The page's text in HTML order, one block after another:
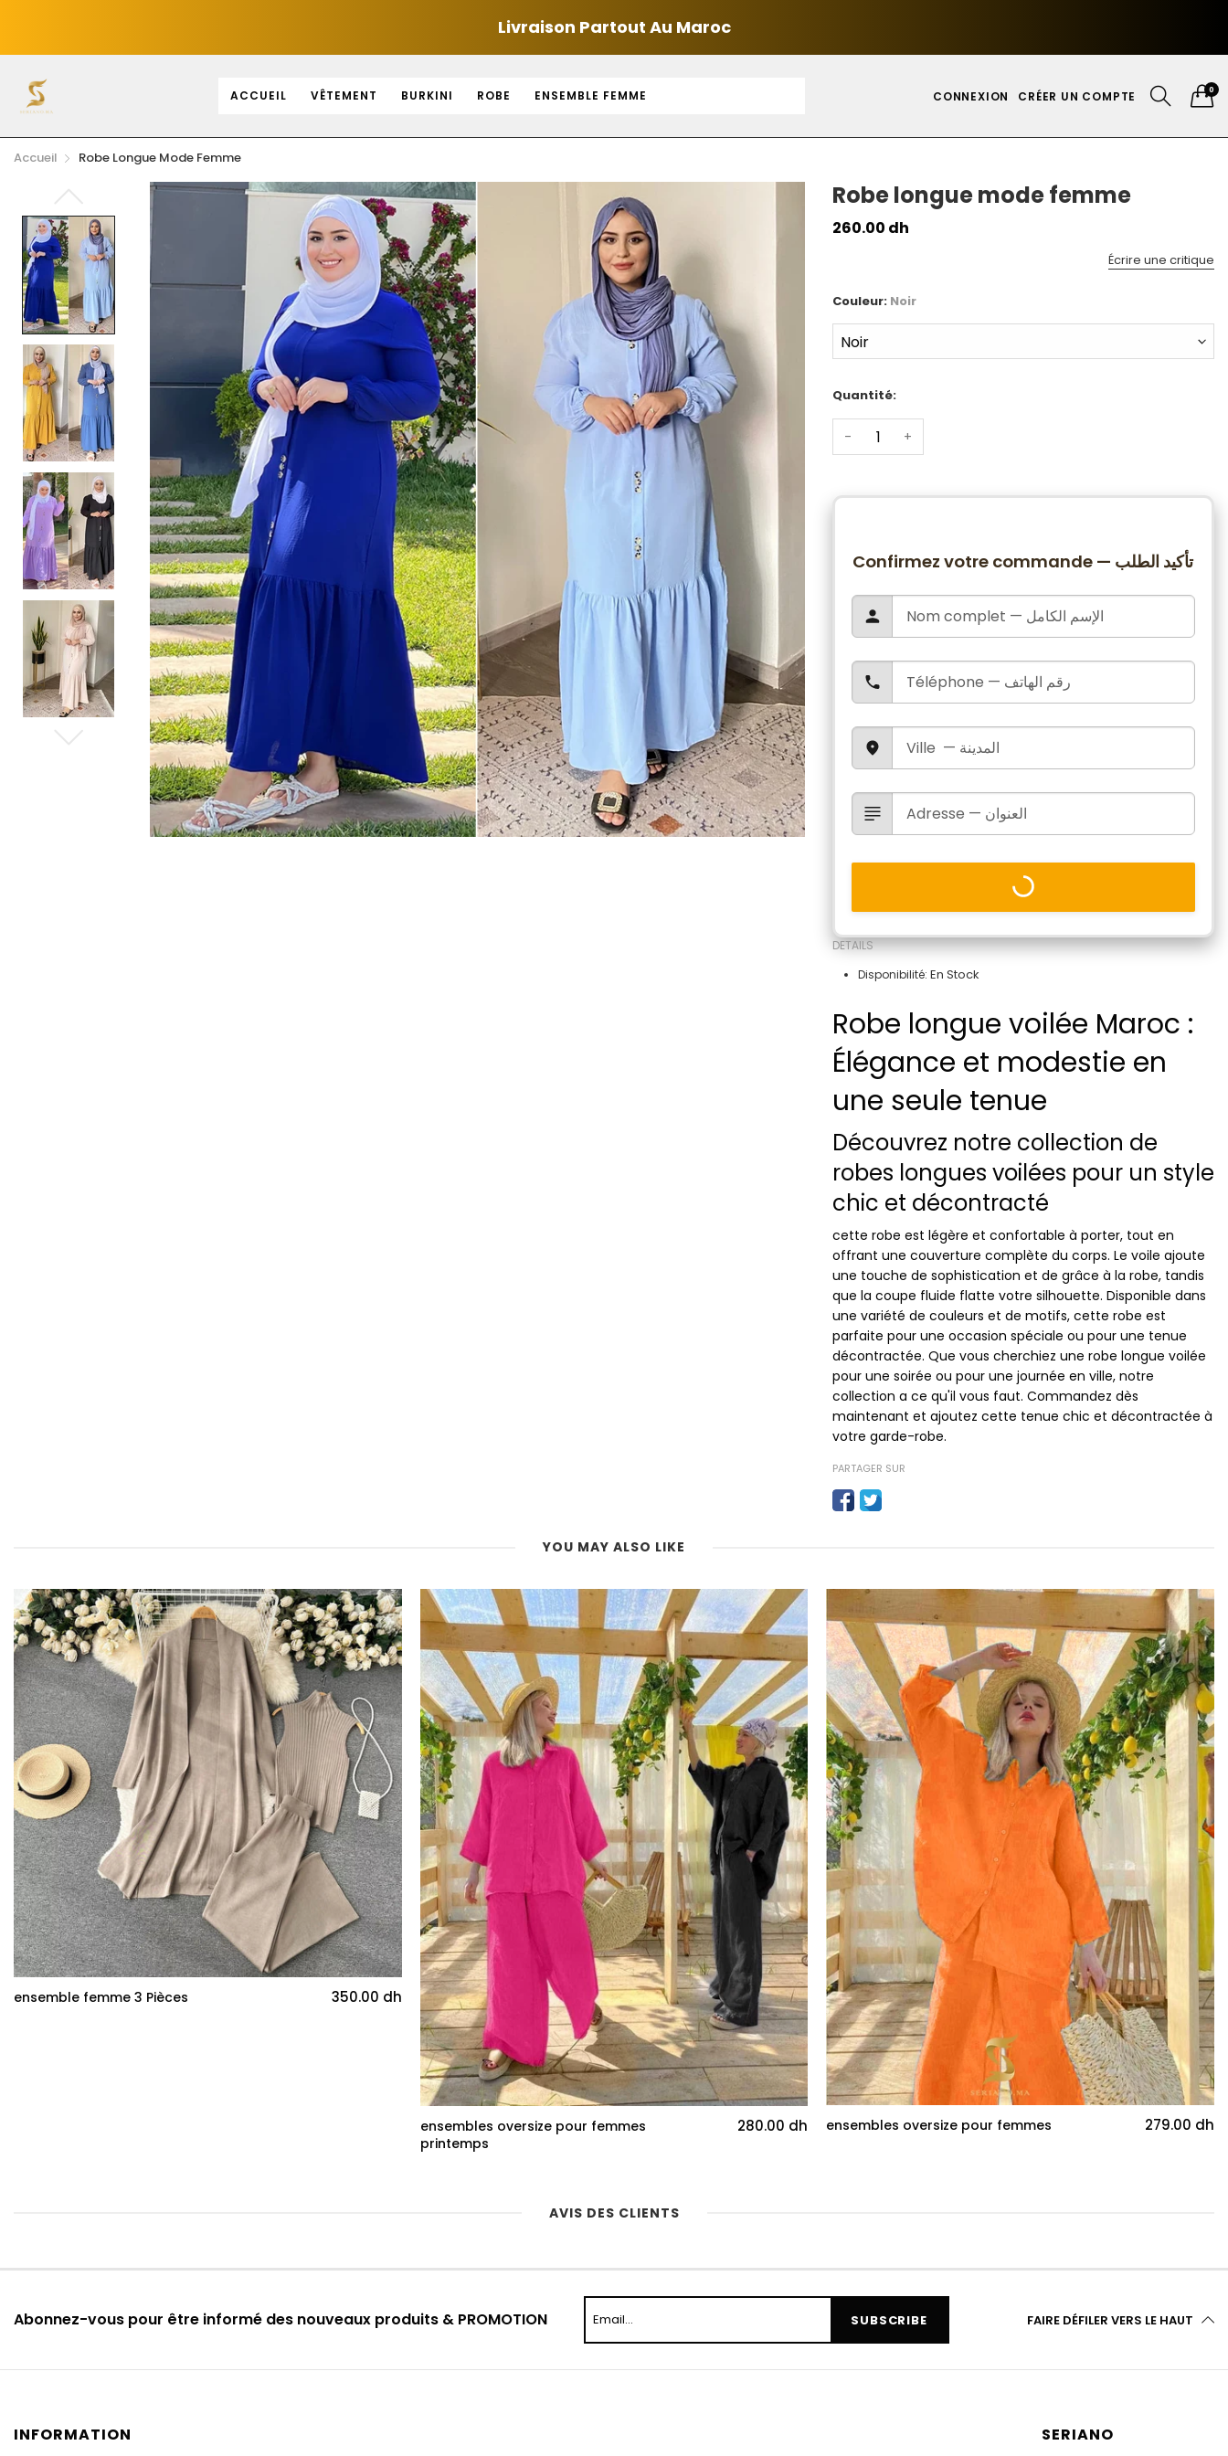
Livraison Partout Au Maroc
ACCUEIL VÊTEMENT BURKINI ROBE ENSEMBLE FEMME CONNEXION CRÉER UN COMPTE 0
Accueil Robe Longue Mode Femme
Robe longue mode femme
260.00 dh
Écrire une critique
Couleur: Noir
Quantité:
- +
Confirmez votre commande — تأكيد الطلب
DETAILS
Disponibilité: En Stock
Robe longue voilée Maroc :
Élégance et modestie en
une seule tenue
Découvrez notre collection de
robes longues voilées pour un style
chic et décontracté
cette robe est légère et confortable à porter, tout en
offrant une couverture complète du corps. Le voile ajoute
une touche de sophistication et de grâce à la robe, tandis
que la coupe fluide flatte votre silhouette. Disponible dans
une variété de couleurs et de motifs, cette robe est
parfaite pour une occasion spéciale ou pour une tenue
décontractée. Que vous cherchiez une robe longue voilée
pour une soirée ou pour une journée en ville, notre
collection a ce qu'il vous faut. Commandez dès
maintenant et ajoutez cette tenue chic et décontractée à
votre garde-robe.
PARTAGER SUR
YOU MAY ALSO LIKE
ensemble femme 3 Pièces 350.00 dh
ensembles oversize pour femmes
printemps
280.00 dh ensembles oversize pour femmes 279.00 dh
AVIS DES CLIENTS
Abonnez-vous pour être informé des nouveaux produits & PROMOTION SUBSCRIBE FAIRE DÉFILER VERS LE HAUT
INFORMATION SERIANO